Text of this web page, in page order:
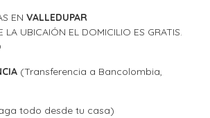
EN VALLEDUPAR
LA UBICAIÓN EL DOMICILIO ES GRATIS.
(Transferencia a Bancolombia,
todo desde tu casa)